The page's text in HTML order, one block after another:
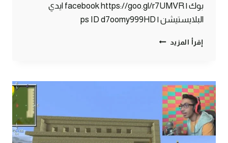
بوك | facebook https://goo.gl/r7UMVR ايدي
البلايستيشن | ps ID d7oomy999HD
إقرأ المزيد بث
MINECRAFT
#101